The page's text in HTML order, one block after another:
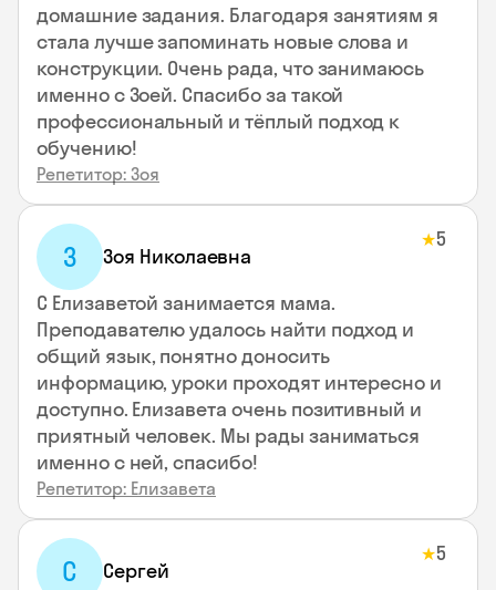
домашние задания. Благодаря занятиям я
стала лучше запоминать новые слова и
конструкции. Очень рада, что занимаюсь
именно с Зоей. Спасибо за такой
профессиональный и тёплый подход к
обучению!
Репетитор: Зоя
З Зоя Николаевна
★5
С Елизаветой занимается мама.
Преподавателю удалось найти подход и
общий язык, понятно доносить
информацию, уроки проходят интересно и
доступно. Елизавета очень позитивный и
приятный человек. Мы рады заниматься
именно с ней, спасибо!
Репетитор: Елизавета
С Сергей
★5